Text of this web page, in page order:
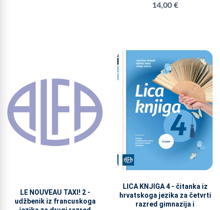
14,00 €
LE NOUVEAU TAXI! 2 -
udžbenik iz francuskoga
LICA KNJIGA 4 - čitanka iz
hrvatskoga jezika za četvrti
razred gimnazija i